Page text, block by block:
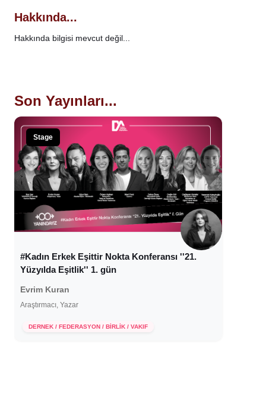
Hakkında...
Hakkında bilgisi mevcut değil...
Son Yayınları...
Stage
#Kadın Erkek Eşittir Nokta Konferansı ''21.
Yüzyılda Eşitlik'' 1. gün
Evrim Kuran
Araştırmacı, Yazar
DERNEK / FEDERASYON / BİRLİK / VAKIF